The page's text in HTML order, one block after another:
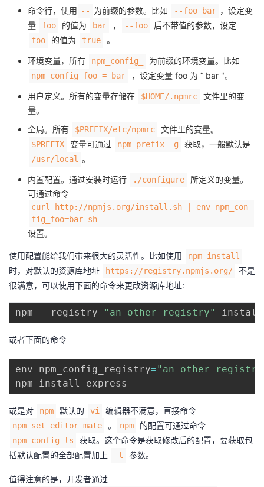
命令行，使用 -- 为前缀的参数。比如 --foo bar ，设定变
量
foo 的值为 bar ， --foo 后不带值的参数，设定
foo 的值为 true 。
环境变量，所有 npm_config_ 为前缀的环境变量。比如
npm_config_foo = bar ，设定变量 foo 为 “ bar "。
用户定义。所有的变量存储在 $HOME/.npmrc
文件里的变
量。
全局。所有
$PREFIX/etc/npmrc 文件里的变量。
$PREFIX 变量可通过 npm prefix -g 获取，一般默认是
/usr/local 。
内置配置。通过安装时运行 ./configure
所定义的变量。
可通过命令
curl http://npmjs.org/install.sh | env npm_con
fig_foo=bar sh
设置。
使用配置能给我们带来很大的灵活性。比如使用 npm install
时，对默认的资源库地址 https://registry.npmjs.org/
不是
很满意，可以使用下面的命令来更改资源库地址:
npm -- registry "an other registry"
或者下面的命令
env npm_config_registry="an other
或是对 npm 默认的 vi 编辑器不满意，直接命令
npm set editor mate 。 npm 的配置可通过命令
npm config ls
获取。这个命令是获取修改后的配置，要获取包
括默认配置的全部配置加上
-l 参数。
值得注意的是，开发者通过